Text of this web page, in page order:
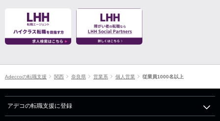
Adeccoの転職支援 関西 奈良県 営業系 個人営業 従業員1000名以上
アデコの転職支援に登録